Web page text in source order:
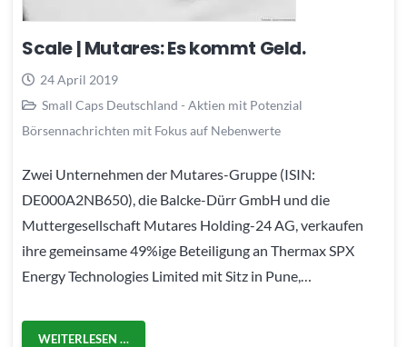
Scale | Mutares: Es kommt Geld.
24 April 2019
Small Caps Deutschland - Aktien mit Potenzial
Börsennachrichten mit Fokus auf Nebenwerte
Zwei Unternehmen der Mutares-Gruppe (ISIN:
DE000A2NB650), die Balcke-Dürr GmbH und die
Muttergesellschaft Mutares Holding-24 AG, verkaufen
ihre gemeinsame 49%ige Beteiligung an Thermax SPX
Energy Technologies Limited mit Sitz in Pune,…
WEITERLESEN …